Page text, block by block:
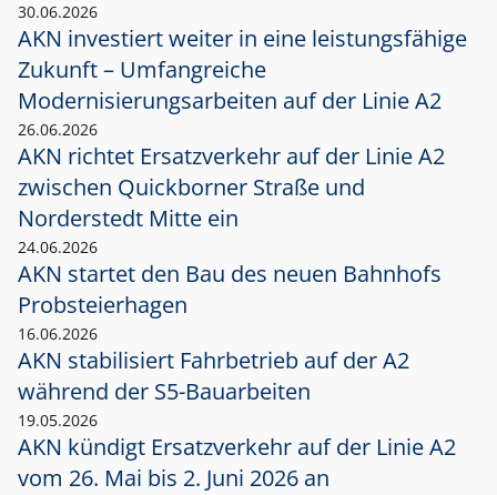
30.06.2026
AKN investiert weiter in eine leistungsfähige
Zukunft – Umfangreiche
Modernisierungsarbeiten auf der Linie A2
26.06.2026
AKN richtet Ersatzverkehr auf der Linie A2
zwischen Quickborner Straße und
Norderstedt Mitte ein
24.06.2026
AKN startet den Bau des neuen Bahnhofs
Probsteierhagen
16.06.2026
AKN stabilisiert Fahrbetrieb auf der A2
während der S5-Bauarbeiten
19.05.2026
AKN kündigt Ersatzverkehr auf der Linie A2
vom 26. Mai bis 2. Juni 2026 an